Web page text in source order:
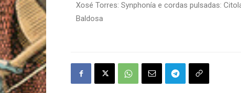
Xosé Torres: Synphonía e cordas pulsadas:
Baldosa